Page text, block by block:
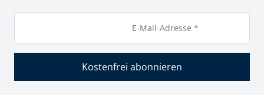
E-Mail-Adresse *
Kostenfrei abonnieren